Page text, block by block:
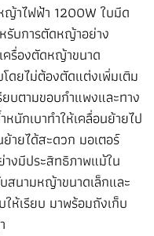
ญ้าไฟฟ้า 1200W ใบมีด
บการตัดหญ้าอย่าง
ครื่องตัดหญ้าขนาด
ดยไม่ต้องตัดแต่งเพิ่มเติม
บตามขอบกำแพงและทาง
นักเบาทำให้เคลื่อนย้ายไป
ายได้สะดวก มอเตอร์
งมีประสิทธิภาพแม้ใน
สนามหญ้าขนาดเล็กและ
ห้เรียบ มาพร้อมถังเก็บ